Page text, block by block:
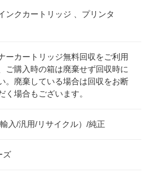
ンクカートリッジ 、プリンタ
カートリッジ無料回収をご利用
ご購入時の箱は廃棄せず回収時に
。廃棄している場合は回収をお断
く場合もございます。
入/汎用/リサイクル）/純正
ズ